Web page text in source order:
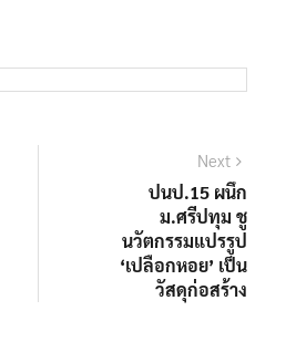
Next
ปนป.15 ผนึก
ม.ศรีปทุม ชู
นวัตกรรมแปรรูป
‘เปลือกหอย’ เป็น
วัสดุก่อสร้าง